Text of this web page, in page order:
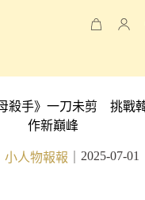
殺手》一刀未剪 挑戰
作新巔峰
小人物報報 2025-07-01